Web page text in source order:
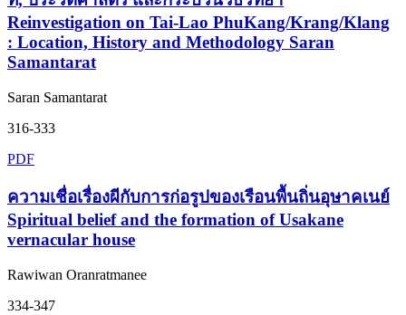
Reinvestigation on Tai-Lao PhuKang/Krang/Klang
: Location, History and Methodology Saran
Samantarat
Saran Samantarat
316-333
PDF
ความเชื่อเรื่องผีกับการก่อรูปของเรือนพื้นถิ่นอุษาคเนย์
Spiritual belief and the formation of Usakane
vernacular house
Rawiwan Oranratmanee
334-347